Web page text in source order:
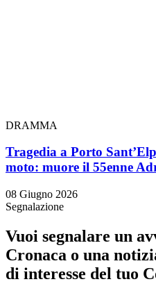
DRAMMA
Tragedia a Porto
moto: muore il 55enne
08 Giugno 2026
Segnalazione
Vuoi segnalare un
Cronaca o una
di interesse del tuo